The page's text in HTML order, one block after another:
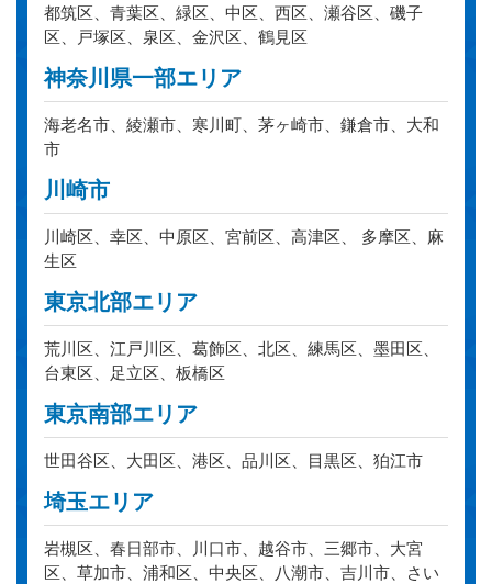
都筑区、青葉区、緑区、中区、西区、瀬谷区、磯子
区、戸塚区、泉区、金沢区、鶴見区
神奈川県一部エリア
海老名市、綾瀬市、寒川町、茅ヶ崎市、鎌倉市、大和
市
川崎市
川崎区、幸区、中原区、宮前区、高津区、 多摩区、麻
生区
東京北部エリア
荒川区、江戸川区、葛飾区、北区、練馬区、墨田区、
台東区、足立区、板橋区
東京南部エリア
世田谷区、大田区、港区、品川区、目黒区、狛江市
埼玉エリア
岩槻区、春日部市、川口市、越谷市、三郷市、大宮
区、草加市、浦和区、中央区、八潮市、吉川市、さい